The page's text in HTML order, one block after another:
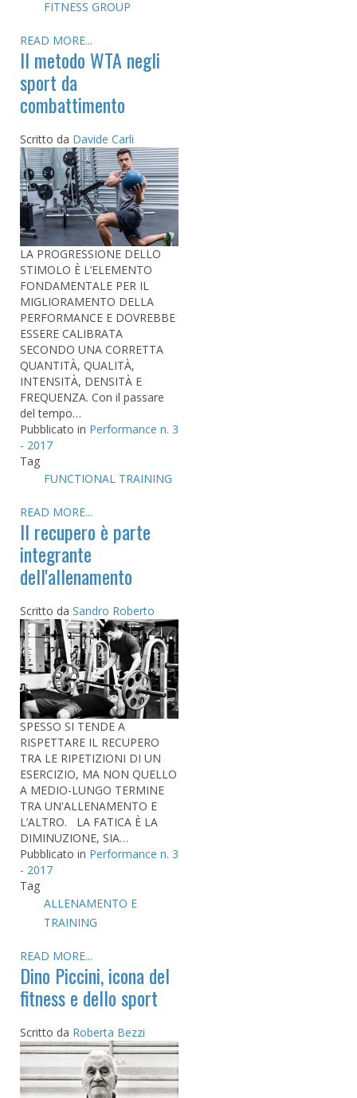
FITNESS GROUP
READ MORE...
Il metodo WTA negli
sport da
combattimento
Scritto da Davide Carli
LA PROGRESSIONE DELLO
STIMOLO È L’ELEMENTO
FONDAMENTALE PER IL
MIGLIORAMENTO DELLA
PERFORMANCE E DOVREBBE
ESSERE CALIBRATA
SECONDO UNA CORRETTA
QUANTITÀ, QUALITÀ,
INTENSITÀ, DENSITÀ E
FREQUENZA. Con il passare
del tempo…
Pubblicato in Performance n. 3
- 2017
Tag
FUNCTIONAL TRAINING
READ MORE...
Il recupero è parte
integrante
dell'allenamento
Scritto da Sandro Roberto
SPESSO SI TENDE A
RISPETTARE IL RECUPERO
TRA LE RIPETIZIONI DI UN
ESERCIZIO, MA NON QUELLO
A MEDIO-LUNGO TERMINE
TRA UN'ALLENAMENTO E
L’ALTRO. LA FATICA È LA
DIMINUZIONE, SIA…
Pubblicato in Performance n. 3
- 2017
Tag
ALLENAMENTO E
TRAINING
READ MORE...
Dino Piccini, icona del
fitness e dello sport
Scritto da Roberta Bezzi